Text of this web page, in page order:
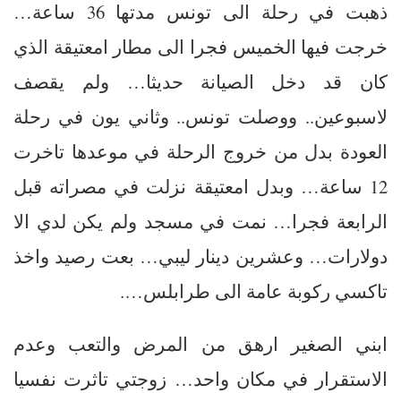
ذهبت في رحلة الى تونس مدتها 36 ساعة…
خرجت فيها الخميس فجرا الى مطار امعتيقة الذي
كان قد دخل الصيانة حديثا… ولم يقصف
لاسبوعين.. ووصلت تونس.. وثاني يون في رحلة
العودة بدل من خروج الرحلة في موعدها تاخرت
12 ساعة… وبدل امعتيقة نزلت في مصراته قبل
الرابعة فجرا… نمت في مسجد ولم يكن لدي الا
دولارات… وعشرين دينار ليبي… بعت رصيد واخذ
تاكسي ركوبة عامة الى طرابلس….
ابني الصغير ارهق من المرض والتعب وعدم
الاستقرار في مكان واحد… زوجتي تاثرت نفسيا